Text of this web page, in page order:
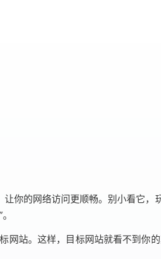
你的网络访问更顺畅。别小看它，
网站。这样，目标网站就看不到你